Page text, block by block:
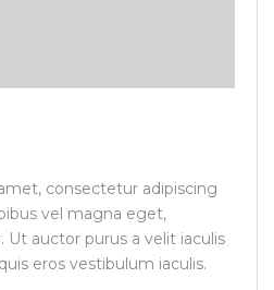
consectetur adipiscing
vel magna eget,
auctor purus a velit iaculis
eros vestibulum iaculis.